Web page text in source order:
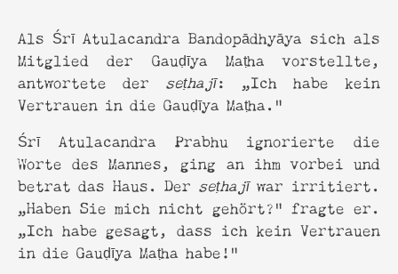
Als Śrī Atulacandra Bandopādhyāya sich als
Mitglied der Gauḍīya Maṭha vorstellte,
antwortete der seṭhajī: „Ich habe kein
Vertrauen in die Gauḍīya Maṭha.”
Śrī Atulacandra Prabhu ignorierte die
Worte des Mannes, ging an ihm vorbei und
betrat das Haus. Der seṭhajī war irritiert.
„Haben Sie mich nicht gehört?” fragte er.
„Ich habe gesagt, dass ich kein Vertrauen
in die Gauḍīya Maṭha habe!”